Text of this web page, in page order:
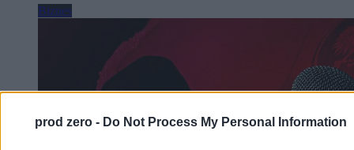
prod zero - Do Not Process My Personal Information
Biznes